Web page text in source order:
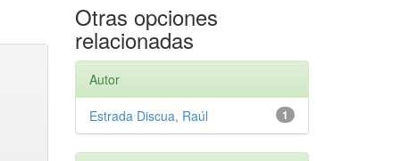
Otras opciones
relacionadas
Autor
1
Estrada Discua, Raúl